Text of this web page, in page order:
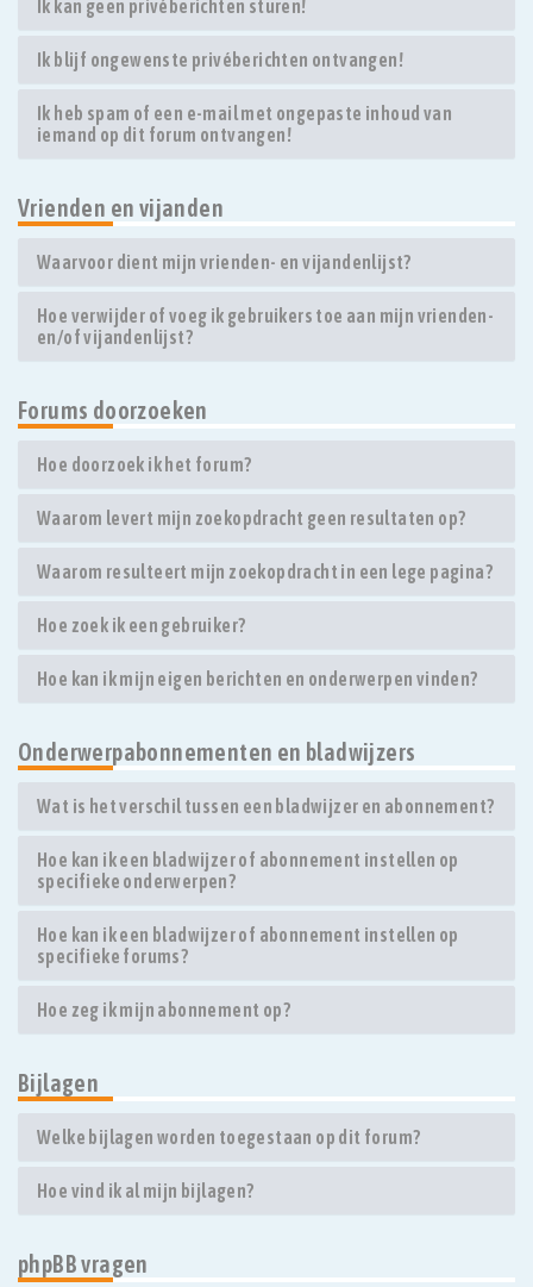
Ik kan geen privéberichten sturen!
Ik blijf ongewenste privéberichten ontvangen!
Ik heb spam of een e-mail met ongepaste inhoud van
iemand op dit forum ontvangen!
Vrienden en vijanden
Waarvoor dient mijn vrienden- en vijandenlijst?
Hoe verwijder of voeg ik gebruikers toe aan mijn vrienden-
en/of vijandenlijst?
Forums doorzoeken
Hoe doorzoek ik het forum?
Waarom levert mijn zoekopdracht geen resultaten op?
Waarom resulteert mijn zoekopdracht in een lege pagina?
Hoe zoek ik een gebruiker?
Hoe kan ik mijn eigen berichten en onderwerpen vinden?
Onderwerpabonnementen en bladwijzers
Wat is het verschil tussen een bladwijzer en abonnement?
Hoe kan ik een bladwijzer of abonnement instellen op
specifieke onderwerpen?
Hoe kan ik een bladwijzer of abonnement instellen op
specifieke forums?
Hoe zeg ik mijn abonnement op?
Bijlagen
Welke bijlagen worden toegestaan op dit forum?
Hoe vind ik al mijn bijlagen?
phpBB vragen